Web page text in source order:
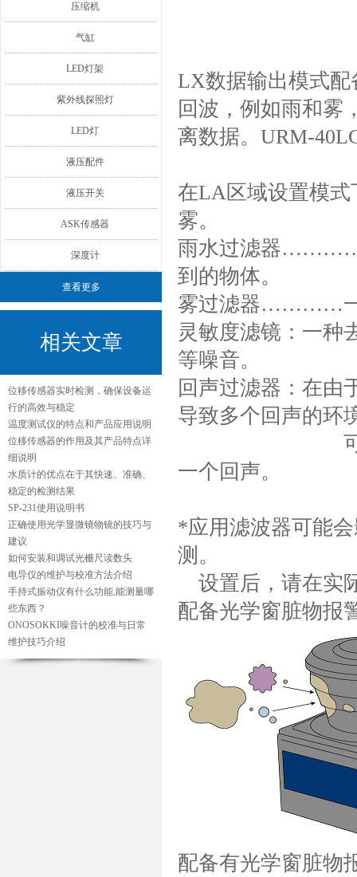
压缩机
气缸
LED灯架
紫外线探照灯
LED灯
液压配件
液压开关
ASK传感器
深度计
查看更多
相关文章
位移传感器实时检测，确保设备运
行的高效与稳定
温度测试仪的特点和产品应用说明
位移传感器的作用及其产品特点详
细说明
水质计的优点在于其快速、准确、
稳定的检测结果
SP-231使用说明书
正确使用光学显微镜物镜的技巧与
建议
如何安装和调试光栅尺读数头
电导仪的维护与校准方法介绍
手持式振动仪有什么功能,能测量哪
些东西？
ONOSOKKI噪音计的校准与日常
维护技巧介绍
LX数据输出模式配
回波，例如雨和雾
离数据。URM-
在LA区域设置模式
雾。
雨水过滤器…………
到的物体。
雾过滤器…………一
灵敏度滤镜：一种
等噪音。
回声过滤器：在由
导致多个回声的环
可以通过选
一个回声。
*应用滤波器可能
测。
设置后，请在实
配备光学窗脏物报
配备有光学窗脏物